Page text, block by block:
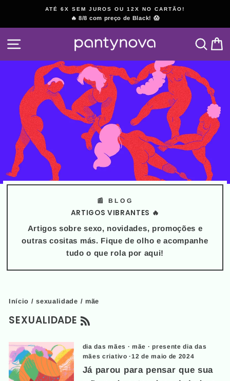
o
Conteúdo
slideshow
ATÉ 6X SEM JUROS OU 12X NO CARTÃO!
🔥 8/8 com preço de Black! 😱
NAVEGAÇÃO
📰 BLOG
ARTIGOS VIBRANTES 🔥
Artigos sobre sexo, novidades, promoções e
outras cositas más. Fique de olho e acompanhe
tudo o que rola por aqui!
Início / sexualidade / mãe
SEXUALIDADE
dia das mães ·mãe ·presente dia das
mães criativo ·12 de maio de 2024
Já parou para pensar que sua